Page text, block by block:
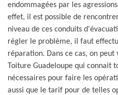
endommagées par les
effet, il est possible de
niveau de ces conduits
régler le problème, il faut
réparation. Dans ce cas, on peut
Toiture Guadeloupe qui connait
nécessaires pour faire les
aussi que le tarif pour de telles